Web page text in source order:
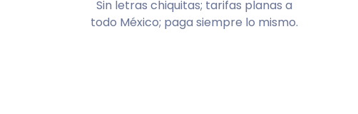
Sin letras chiquitas; tarifas planas a
todo México; paga siempre lo mismo.